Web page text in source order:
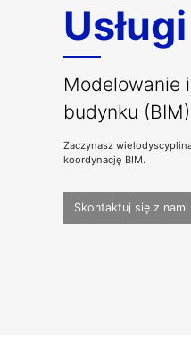
Usługi
Modelowanie
budynku (BIM)
Zaczynasz
koordynację BIM.
Skontaktuj się z nami